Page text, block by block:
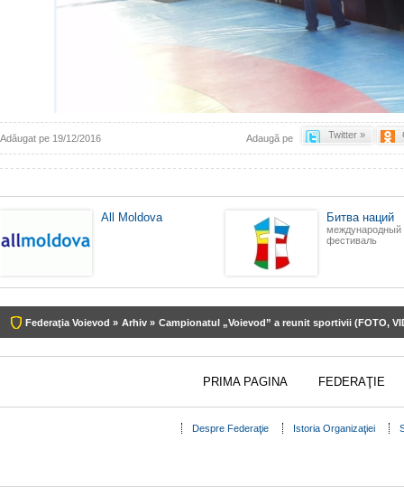
Adăugat pe 19/12/2016 Twitter »
Adaugă pe
All Moldova Битва наций
международный
фестиваль
Federaţia Voievod » Arhiv » Campionatul „Voievod” a reunit sportivii (FOTO,
PRIMA PAGINA FEDERAŢIE
Despre Federaţie Istoria Organizaţiei